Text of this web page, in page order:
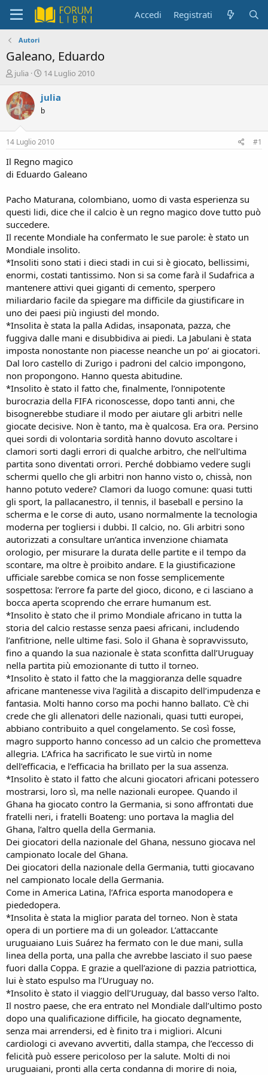
Accedi Registrati
Autori
Galeano, Eduardo
C
e
a
t
e
D
s
u
s
s
i
n
e
julia
D
t
d
i
n
i
z
i
14 Luglio 2010
julia
b
14 Luglio 2010 #1
Il Regno magico
di Eduardo Galeano
Pacho Maturana, colombiano, uomo di vasta esperienza su
questi lidi, dice che il calcio è un regno magico dove tutto può
succedere.
Il recente Mondiale ha confermato le sue parole: è stato un
Mondiale insolito.
*Insoliti sono stati i dieci stadi in cui si è giocato, bellissimi,
enormi, costati tantissimo. Non si sa come farà il Sudafrica a
mantenere attivi quei giganti di cemento, sperpero
miliardario facile da spiegare ma difficile da giustificare in
uno dei paesi più ingiusti del mondo.
*Insolita è stata la palla Adidas, insaponata, pazza, che
fuggiva dalle mani e disubbidiva ai piedi. La Jabulani è stata
imposta nonostante non piacesse neanche un po’ ai giocatori.
Dal loro castello di Zurigo i padroni del calcio impongono,
non propongono. Hanno questa abitudine.
*Insolito è stato il fatto che, finalmente, l’onnipotente
burocrazia della FIFA riconoscesse, dopo tanti anni, che
bisognerebbe studiare il modo per aiutare gli arbitri nelle
giocate decisive. Non è tanto, ma è qualcosa. Era ora. Persino
quei sordi di volontaria sordità hanno dovuto ascoltare i
clamori sorti dagli errori di qualche arbitro, che nell’ultima
partita sono diventati orrori. Perché dobbiamo vedere sugli
schermi quello che gli arbitri non hanno visto o, chissà, non
hanno potuto vedere? Clamori da luogo comune: quasi tutti
gli sport, la pallacanestro, il tennis, il baseball e persino la
scherma e le corse di auto, usano normalmente la tecnologia
moderna per togliersi i dubbi. Il calcio, no. Gli arbitri sono
autorizzati a consultare un’antica invenzione chiamata
orologio, per misurare la durata delle partite e il tempo da
scontare, ma oltre è proibito andare. E la giustificazione
ufficiale sarebbe comica se non fosse semplicemente
sospettosa: l’errore fa parte del gioco, dicono, e ci lasciano a
bocca aperta scoprendo che errare humanum est.
*Insolito è stato che il primo Mondiale africano in tutta la
storia del calcio restasse senza paesi africani, includendo
l’anfitrione, nelle ultime fasi. Solo il Ghana è sopravvissuto,
fino a quando la sua nazionale è stata sconfitta dall’Uruguay
nella partita più emozionante di tutto il torneo.
*Insolito è stato il fatto che la maggioranza delle squadre
africane mantenesse viva l’agilità a discapito dell’impudenza e
fantasia. Molti hanno corso ma pochi hanno ballato. C’è chi
crede che gli allenatori delle nazionali, quasi tutti europei,
abbiano contribuito a quel congelamento. Se così fosse,
magro supporto hanno concesso ad un calcio che prometteva
allegria. L’Africa ha sacrificato le sue virtù in nome
dell’efficacia, e l’efficacia ha brillato per la sua assenza.
*Insolito è stato il fatto che alcuni giocatori africani potessero
mostrarsi, loro sì, ma nelle nazionali europee. Quando il
Ghana ha giocato contro la Germania, si sono affrontati due
fratelli neri, i fratelli Boateng: uno portava la maglia del
Ghana, l’altro quella della Germania.
Dei giocatori della nazionale del Ghana, nessuno giocava nel
campionato locale del Ghana.
Dei giocatori della nazionale della Germania, tutti giocavano
nel campionato locale della Germania.
Come in America Latina, l’Africa esporta manodopera e
piededopera.
*Insolita è stata la miglior parata del torneo. Non è stata
opera di un portiere ma di un goleador. L’attaccante
uruguaiano Luis Suárez ha fermato con le due mani, sulla
linea della porta, una palla che avrebbe lasciato il suo paese
fuori dalla Coppa. E grazie a quell’azione di pazzia patriottica,
lui è stato espulso ma l’Uruguay no.
*Insolito è stato il viaggio dell’Uruguay, dal basso verso l’alto.
Il nostro paese, che era entrato nel Mondiale dall’ultimo posto
dopo una qualificazione difficile, ha giocato degnamente,
senza mai arrendersi, ed è finito tra i migliori. Alcuni
cardiologi ci avevano avvertiti, dalla stampa, che l’eccesso di
felicità può essere pericoloso per la salute. Molti di noi
uruguaiani, pronti alla certa condanna di morire di noia,